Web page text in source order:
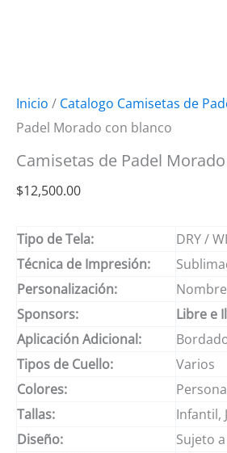
Inicio / Catalogo Camisetas de
Padel Morado con blanco
Camisetas de Padel
$12,500.00
Tipo de Tela:
DRY /
Técnica de Impresión:
Personalización:
Sponsors:
Libre e
Aplicación Adicional:
Tipos de Cuello:
Varios
Colores:
Tallas:
Infantil,
Diseño:
Sujeto